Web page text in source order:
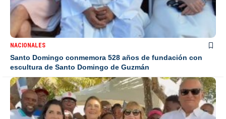
NACIONALES
Santo Domingo conmemora 528 años de fundación con
escultura de Santo Domingo de Guzmán